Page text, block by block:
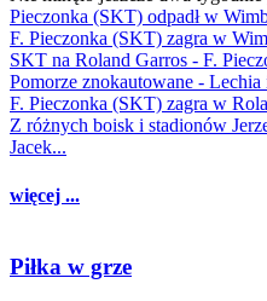
Pieczonka (SKT) odpadł w
F. Pieczonka (SKT) zagra w
SKT na Roland Garros - F.
Pomorze znokautowane -
F. Pieczonka (SKT) zagra w
Z różnych boisk i stadionów
Jacek...
więcej ...
Piłka w grze